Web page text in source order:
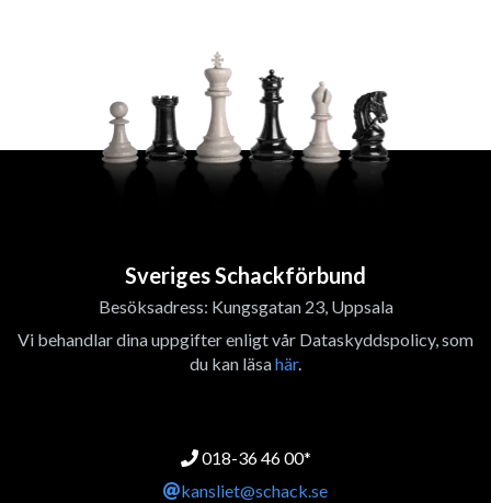
Sveriges Schackförbund
Besöksadress: Kungsgatan 23, Uppsala
Vi behandlar dina uppgifter enligt vår Dataskyddspolicy, som
du kan läsahär.
018-36 46 00*
kansliet@schack.se